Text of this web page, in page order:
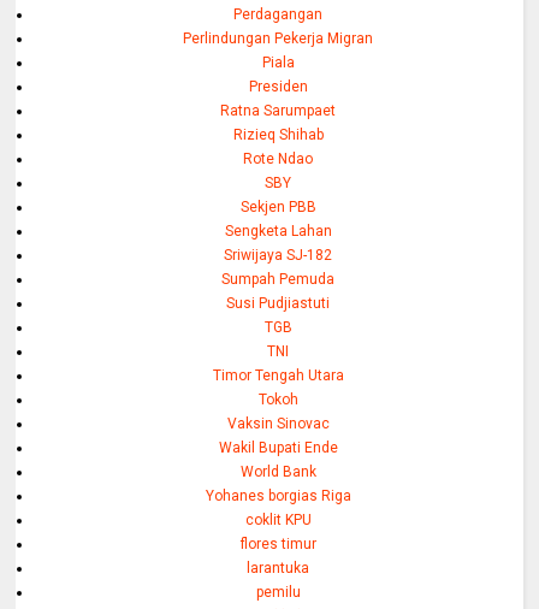
Perdagangan
Perlindungan Pekerja Migran
Piala
Presiden
Ratna Sarumpaet
Rizieq Shihab
Rote Ndao
SBY
Sekjen PBB
Sengketa Lahan
Sriwijaya SJ-182
Sumpah Pemuda
Susi Pudjiastuti
TGB
TNI
Timor Tengah Utara
Tokoh
Vaksin Sinovac
Wakil Bupati Ende
World Bank
Yohanes borgias Riga
coklit KPU
flores timur
larantuka
pemilu